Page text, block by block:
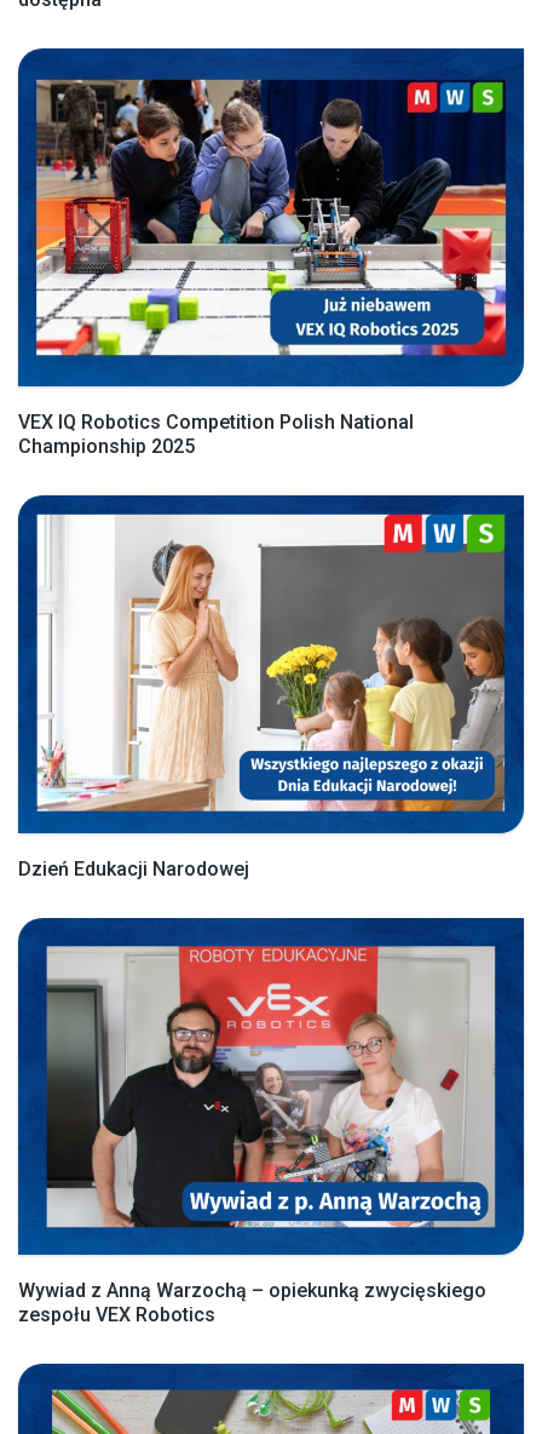
VEX IQ Robotics Competition Polish National
Championship 2025
Dzień Edukacji Narodowej
Wywiad z Anną Warzochą – opiekunką zwycięskiego
zespołu VEX Robotics